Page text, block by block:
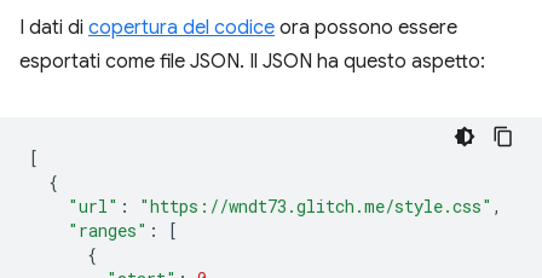
I dati di copertura del codice ora possono essere
esportati come file JSON. Il JSON ha questo aspetto:
[
{
"url" : "https://wndt73.glitch.me/style.css" ,
"ranges" :
[
{